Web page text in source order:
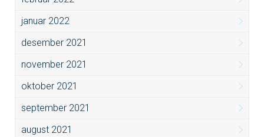
januar 2022
desember 2021
november 2021
oktober 2021
september 2021
august 2021